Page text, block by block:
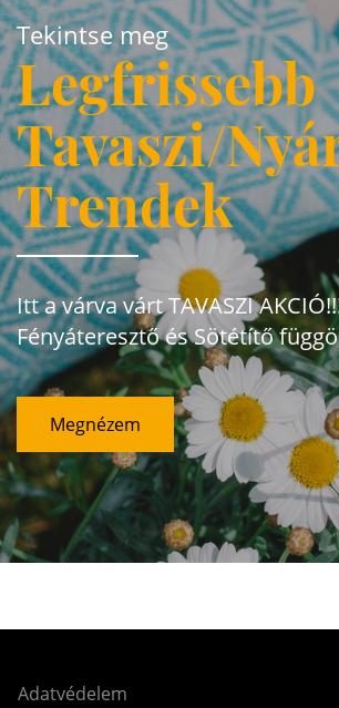
Tekintse meg
Legfrissebb
Tavaszi/
Trendek
Itt a várva várt TAVASZI
Fényáteresztő és Sötétítő
Megnézem
Adatvédelem